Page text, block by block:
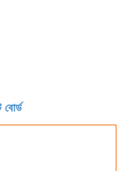
বোর্ড